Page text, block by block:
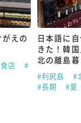
えの
店
#
日本語に
きた！韓
北の離島
#利尻島
#
#長期
#夏